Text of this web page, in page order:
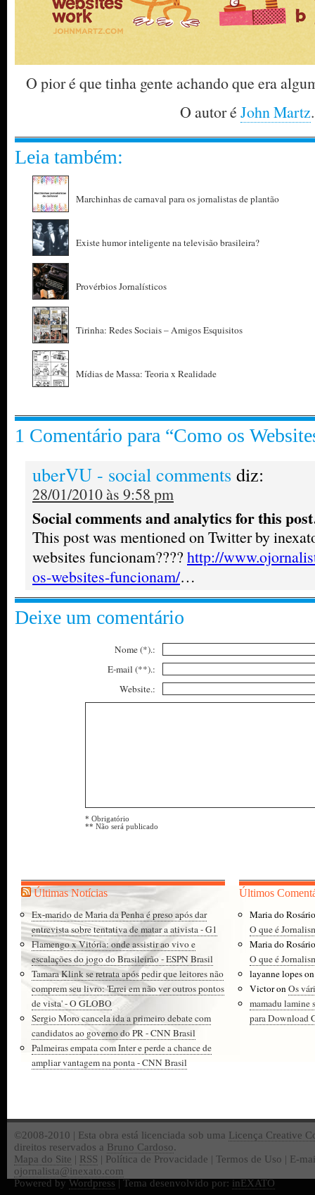
O pior é que tinha gente achando que era
O autor é John Martz.
Leia também:
Marchinhas de carnaval para os jornalistas de plantão
Existe humor inteligente na televisão brasileira?
Provérbios Jornalísticos
Tirinha: Redes Sociais – Amigos Esquisitos
Mídias de Massa: Teoria x Realidade
1 Comentário para “Como os
uberVU - social comments diz:
28/01/2010 às 9:58 pm
Social comments and analytics for this
This post was mentioned on Twitter by
websites funcionam???? http://
os-websites-funcionam/…
Deixe um comentário
Nome (*).:
E-mail (**).:
Website.:
* Obrigatório
** Não será publicado
Últimas Notícias
Ex-marido de Maria da Penha é preso após dar
entrevista sobre tentativa de matar a ativista - G1
Flamengo x Vitória: onde assistir ao vivo e
escalações do jogo do Brasileirão - ESPN Brasil
Tamara Klink se retrata após pedir que leitores não
comprem seu livro: 'Errei em não ver outros pontos
de vista' - O GLOBO
Sergio Moro cancela ida a primeiro debate com
candidatos ao governo do PR - CNN Brasil
Palmeiras empata com Inter e perde a chance de
ampliar vantagem na ponta - CNN Brasil
Últimos
Maria do
O que é
Maria do
O que é
layanne lopes
VictoronOs
mamadu lamine
para Download
©2008-2010 | Esta obra está licenciada sob uma Licença Creative
direitos reservados a Bruno Cardoso.
Mapa do Site | RSS | Política de Provacidade | Termos de Uso | E-
ojornalista@inexato.com
Powered by Wordpress | Tema desenvolvido por: inEXATO